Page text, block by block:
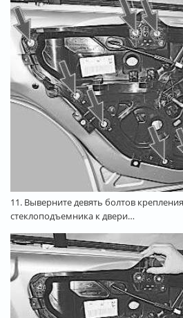
11. Выверните девять болтов
стеклоподъемника к двери…